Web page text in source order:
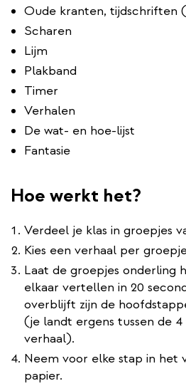
Oude kranten, tijdschriften
Scharen
Lijm
Plakband
Timer
Verhalen
De wat- en hoe-lijst
Fantasie
Hoe werkt het?
Verdeel je klas in groepjes
Kies een verhaal per
Laat de groepjes onderling
elkaar vertellen in 20
overblijft zijn de
(je landt ergens tussen de
verhaal).
Neem voor elke stap in het
papier.